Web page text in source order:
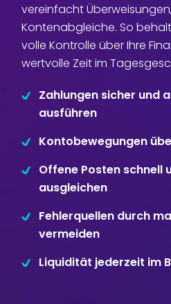
vereinfacht
Kontenabgleiche. So
volle Kontrolle über Ihre
wertvolle Zeit im
Zahlungen sicher und
ausführen
Kontobewegungen
Offene Posten schnell
ausgleichen
Fehlerquellen durch
vermeiden
Liquidität jederzeit im
Disposition
schwarz auf weiß
Cenvis
GL Verleih
Schneestern
Robers